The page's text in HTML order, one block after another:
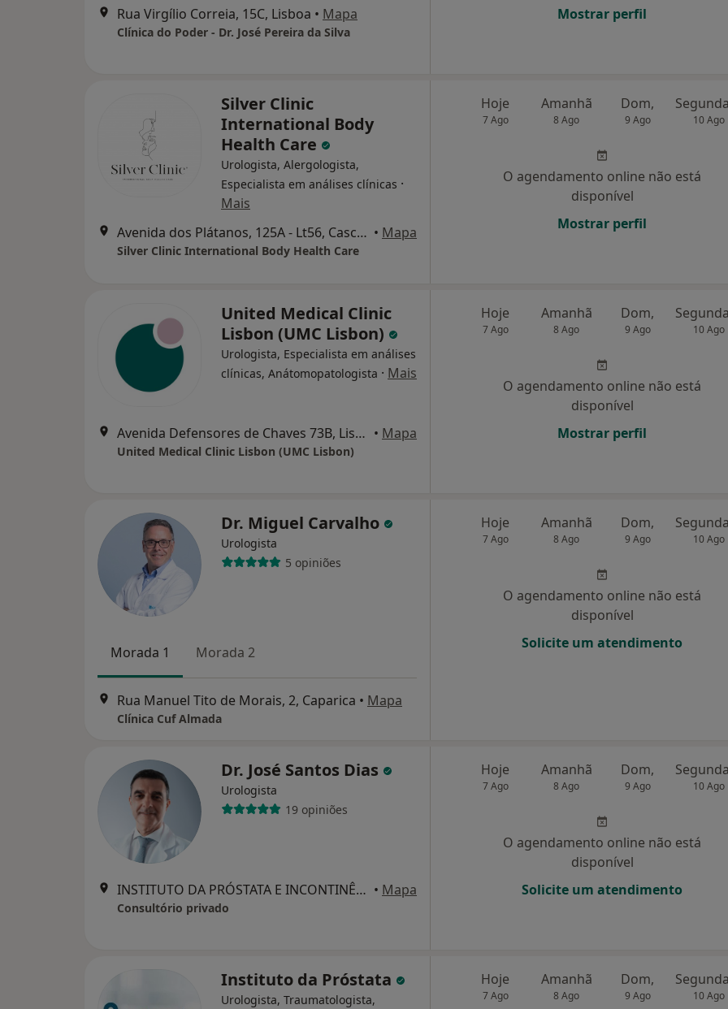
Rua Virgílio Correia, 15C, Lisboa • Mapa
Clínica do Poder - Dr. José Pereira da Silva
Mostrar perfil
Silver Clinic
International Body
Health Care
Urologista, Alergologista,
Especialista em análises clínicas ·
Mais
Avenida dos Plátanos, 125A - Lt56, Cascais • Mapa
Silver Clinic International Body Health Care
Hoje
7 Ago
Amanhã
8 Ago
Dom,
9 Ago 10 Ago
O agendamento online não está
disponível
Mostrar perfil
United Medical Clinic
Lisbon (UMC Lisbon)
Urologista, Especialista em análises
clínicas, Anátomopatologista · Mais
Avenida Defensores de Chaves 73B, Lisboa • Mapa
United Medical Clinic Lisbon (UMC Lisbon)
Hoje
7 Ago
Amanhã
8 Ago
Dom,
9 Ago 10 Ago
O agendamento online não está
disponível
Mostrar perfil
Dr. Miguel Carvalho
Urologista
5 opiniões
Morada 1 Morada 2
Rua Manuel Tito de Morais, 2, Caparica • Mapa
Clínica Cuf Almada
Hoje
7 Ago
Amanhã
8 Ago
Dom,
9 Ago 10 Ago
O agendamento online não está
disponível
Solicite um atendimento
Dr. José Santos Dias
Urologista
19 opiniões
INSTITUTO DA PRÓSTATA E INCONTINÊNCIA URINÁRIA - LISBOA Rua Castilho, 71, 1º Esq, Lisboa • Mapa
Consultório privado
Hoje
7 Ago
Amanhã
8 Ago
Dom,
9 Ago 10 Ago
O agendamento online não está
disponível
Solicite um atendimento
Instituto da Próstata
Urologista, Traumatologista,
Hoje
7 Ago
Amanhã
8 Ago
Dom,
9 Ago 10 Ago